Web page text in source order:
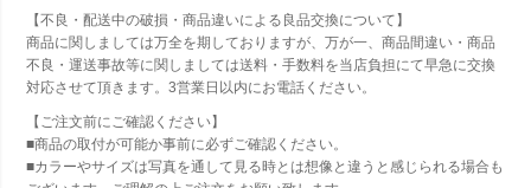
【不良・配送中の破損・商品違いによる良品交換について】
商品に関しましては万全を期しておりますが、万が一、商品間違い・商品
不良・運送事故等に関しましては送料・手数料を当店負担にて早急に交換
対応させて頂きます。3営業日以内にお電話ください。
【ご注文前にご確認ください】
■商品の取付が可能か事前に必ずご確認ください。
■カラーやサイズは写真を通して見る時とは想像と違うと感じられる場合も